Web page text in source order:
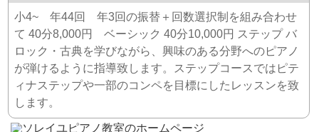
小4~ 年44回 年3回の振替＋回数選択制を組み合わせ
て 40分8,000円 ベーシック 40分10,000円 ステップ バ
ロック・古典を学びながら、興味のある分野へのピアノ
が弾けるように指導致します。ステップコースではピテ
ィナステップや一部のコンペを目標にしたレッスンを致
します。